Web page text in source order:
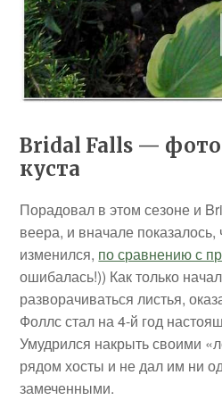
Bridal Falls — фото
куста
Порадовал в этом сезоне и
веера, и вначале показалось,
изменился, по сравнению с
ошибалась!)) Как только
разворачиваться листья,
Фоллс стал на 4-й год
Умудрился накрыть своими
рядом хосты и не дал им ни
замеченными.